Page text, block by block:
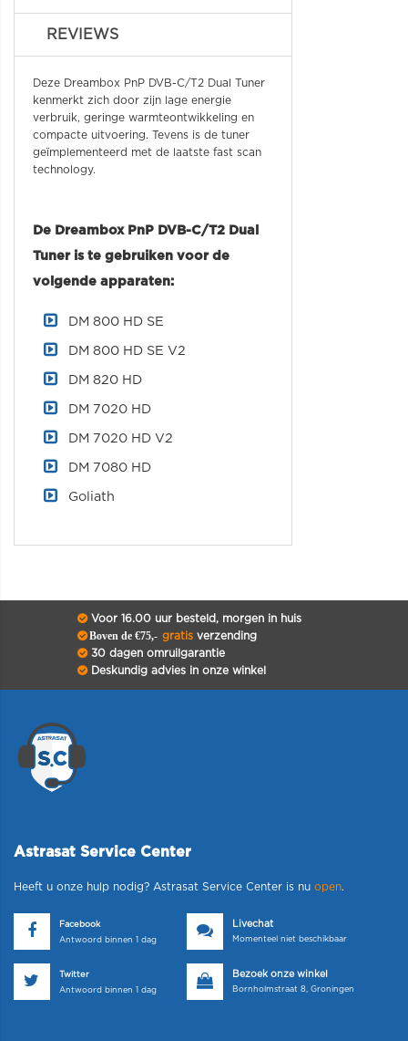
REVIEWS
Deze Dreambox PnP DVB-C/T2 Dual Tuner
kenmerkt zich door zijn lage energie
verbruik, geringe warmteontwikkeling en
compacte uitvoering. Tevens is de tuner
geïmplementeerd met de laatste fast scan
technology.
De Dreambox PnP DVB-C/T2 Dual
Tuner is te gebruiken voor de
volgende apparaten:
DM 800 HD SE
DM 800 HD SE V2
DM 820 HD
DM 7020 HD
DM 7020 HD V2
DM 7080 HD
Goliath
Voor 16.00 uur besteld, morgen in huis
Boven de €75,- gratisverzending
30 dagen omruilgarantie
Deskundig advies in onze winkel
Astrasat Service Center
Heeft u onze hulp nodig? Astrasat Service Center is nu open.
Facebook
Antwoord binnen 1 dag
Livechat
Momenteel niet beschikbaar
Twitter
Antwoord binnen 1 dag
Bezoek onze winkel
Bornholmstraat 8, Groningen